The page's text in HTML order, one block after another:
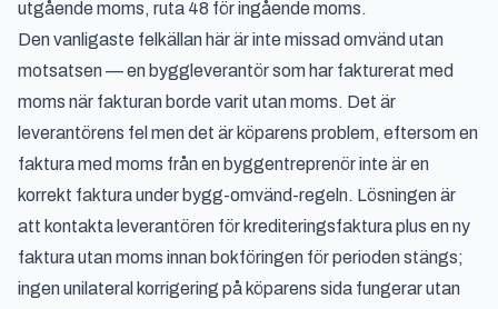
utgående moms, ruta 48 för ingående moms.
Den vanligaste felkällan här är inte missad omvänd utan
motsatsen — en byggleverantör som har fakturerat med
moms när fakturan borde varit utan moms. Det är
leverantörens fel men det är köparens problem, eftersom en
faktura med moms från en byggentreprenör inte är en
korrekt faktura under bygg-omvänd-regeln. Lösningen är
att kontakta leverantören för krediteringsfaktura plus en ny
faktura utan moms innan bokföringen för perioden stängs;
ingen unilateral korrigering på köparens sida fungerar utan